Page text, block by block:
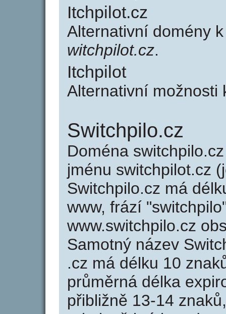
Itchpilot.cz
Alternativní domény
witchpilot.cz.
Itchpilot
Alternativní
Switchpilo.cz
Doména
jménu switchpilot.cz
Switchpilo.cz má
www, frází
www.switchpilo.cz
Samotný název
.cz má délku 10
průměrná délka
přibližně 13-14